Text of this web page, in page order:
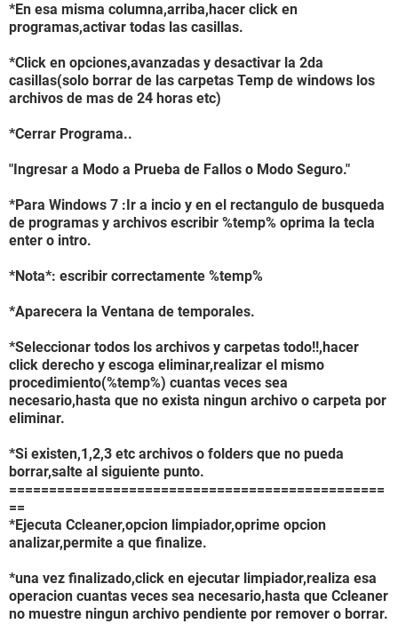
*En esa misma columna,arriba,hacer click en
programas,activar todas las casillas.
*Click en opciones,avanzadas y desactivar la 2da
casillas(solo borrar de las carpetas Temp de windows los
archivos de mas de 24 horas etc)
*Cerrar Programa..
"Ingresar a Modo a Prueba de Fallos o Modo Seguro."
*Para Windows 7 :Ir a incio y en el rectangulo de busqueda
de programas y archivos escribir %temp% oprima la tecla
enter o intro.
*Nota*: escribir correctamente %temp%
*Aparecera la Ventana de temporales.
*Seleccionar todos los archivos y carpetas todo!!,hacer
click derecho y escoga eliminar,realizar el mismo
procedimiento(%temp%) cuantas veces sea
necesario,hasta que no exista ningun archivo o carpeta por
eliminar.
*Si existen,1,2,3 etc archivos o folders que no pueda
borrar,salte al siguiente punto.
===============================================
==
*Ejecuta Ccleaner,opcion limpiador,oprime opcion
analizar,permite a que finalize.
*una vez finalizado,click en ejecutar limpiador,realiza esa
operacion cuantas veces sea necesario,hasta que Ccleaner
no muestre ningun archivo pendiente por remover o borrar.